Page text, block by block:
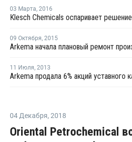
03 Марта, 2016
09 Октября, 2015
11 Июля, 2013
Arkema продала 6% акций уставного
04 Декабря, 2018
Oriental Petrochemical